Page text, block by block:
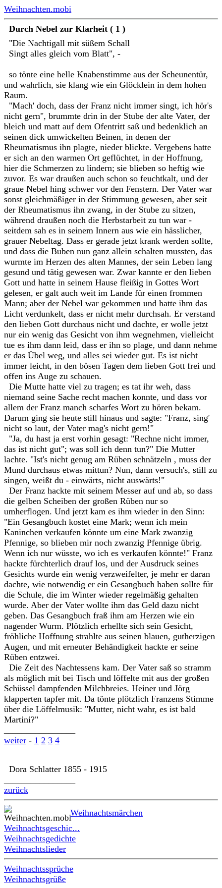
Weihnachten.mobi
Durch Nebel zur Klarheit ( 1 )
"Die Nachtigall mit süßem Schall
Singt alles gleich vom Blatt", -
so tönte eine helle Knabenstimme aus der Scheunentür,
und wahrlich, sie klang wie ein Glöcklein in dem hohen
Raum.
"Mach' doch, dass der Franz nicht immer singt, ich hör's
nicht gern", brummte drin in der Stube der alte Vater, der
bleich und matt auf dem Ofentritt saß und bedenklich an
seinen dick umwickelten Beinen, in denen der
Rheumatismus ihn plagte, nieder blickte. Vergebens hatte
er sich an den warmen Ort geflüchtet, in der Hoffnung,
hier die Schmerzen zu lindern; sie blieben so heftig wie
zuvor. Es war draußen auch schon so feuchtkalt, und der
graue Nebel hing schwer vor den Fenstern. Der Vater war
sonst gleichmäßiger in der Stimmung gewesen, aber seit
der Rheumatismus ihn zwang, in der Stube zu sitzen,
während draußen noch die Herbstarbeit zu tun war -
seitdem sah es in seinem Innern aus wie ein hässlicher,
grauer Nebeltag. Dass er gerade jetzt krank werden sollte,
und dass die Buben nun ganz allein schalten mussten, das
wurmte im Herzen des alten Mannes, der sein Leben lang
gesund und tätig gewesen war. Zwar kannte er den lieben
Gott und hatte in seinem Hause fleißig in Gottes Wort
gelesen, er galt auch weit im Lande für einen frommen
Mann; aber der Nebel war gekommen und hatte ihm das
Licht verdunkelt, dass er nicht mehr durchsah. Er verstand
den lieben Gott durchaus nicht und dachte, er wolle jetzt
nur ein wenig das Gesicht von ihm wegnehmen, vielleicht
tue es ihm dann leid, dass er ihn so plage, und dann nehme
er das Übel weg, und alles sei wieder gut. Es ist nicht
immer leicht, in den bösen Tagen dem lieben Gott frei und
offen ins Auge zu schauen.
Die Mutte hatte viel zu tragen; es tat ihr weh, dass
niemand seine Sache recht machen konnte, und dass vor
allem der Franz manch scharfes Wort zu hören bekam.
Darum ging sie heute still hinaus und sagte: "Franz, sing'
nicht so laut, der Vater mag's nicht gern!"
"Ja, du hast ja erst vorhin gesagt: "Rechne nicht immer,
das ist nicht gut"; was soll ich denn tun?" Die Mutter
lachte. "Ist's nicht genug am Rüben schnätzeln , muss der
Mund durchaus etwas mittun? Nun, dann versuch's, still zu
singen, weißt du - einwärts, nicht auswärts!"
Der Franz hackte mit seinem Messer auf und ab, so dass
die gelben Scheiben der großen Rüben nur so
umherflogen. Und jetzt kam es ihm wieder in den Sinn:
"Ein Gesangbuch kostet eine Mark; wenn ich mein
Kaninchen verkaufen könnte um eine Mark zwanzig
Pfennige, so blieben mir noch zwanzig Pfennige übrig.
Wenn ich nur wüsste, wo ich es verkaufen könnte!" Franz
hackte fürchterlich drauf los, und der Ausdruck seines
Gesichts wurde ein wenig verzweifelter, je mehr er daran
dachte, wie notwendig er ein Gesangbuch haben sollte für
die Schule, die im Winter wieder regelmäßig gehalten
wurde. Aber der Vater wollte ihm das Geld dazu nicht
geben. Das Gesangbuch fraß ihm am Herzen wie ein
nagender Wurm. Plötzlich erhellte sich sein Gesicht,
fröhliche Hoffnung strahlte aus seinen blauen, gutherzigen
Augen, und mit erneuter Behändigkeit hackte er seine
Rüben entzwei.
Die Zeit des Nachtessens kam. Der Vater saß so stramm
als möglich mit bei Tisch und löffelte mit aus der großen
Schüssel dampfenden Milchbreies. Heiner und Jörg
klapperten tapfer mit. Da tönte plötzlich Franzens Stimme
über die Löffelmusik: "Mutter, nicht wahr, es ist bald
Martini?"
weiter - 1 2 3 4
Dora Schlatter 1855 - 1915
zurück
Weihnachtsmärchen
Weihnachtsgeschic...
Weihnachtsgedichte
Weihnachtslieder
Weihnachtssprüche
Weihnachtsgrüße